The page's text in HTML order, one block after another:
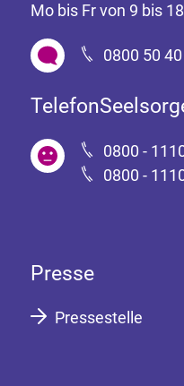
Mo bis Fr von 9 bis
0800 50
0800 -
0800 -
Presse
Pressestelle